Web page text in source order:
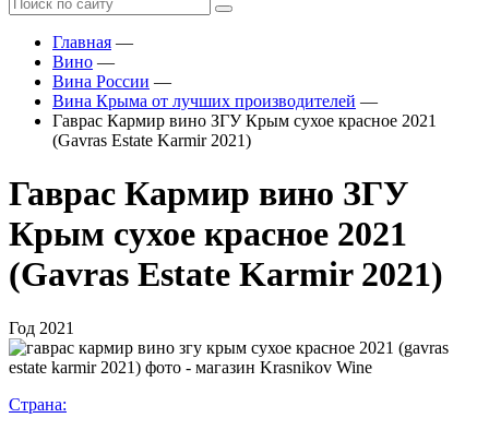
Главная —
Вино —
Вина России —
Вина Крыма от лучших производителей —
Гаврас Кармир вино ЗГУ Крым сухое красное 2021
(Gavras Estate Karmir 2021)
Гаврас Кармир вино ЗГУ
Крым сухое красное 2021
(Gavras Estate Karmir 2021)
Год 2021
Страна: